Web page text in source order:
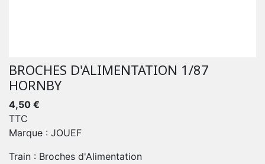
BROCHES D'ALIMENTATION 1/87
HORNBY
4,50 €
TTC
Marque : JOUEF
Train : Broches d'Alimentation